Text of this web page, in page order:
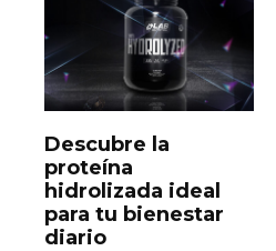
Descubre la
proteína
hidrolizada ideal
para tu bienestar
diario